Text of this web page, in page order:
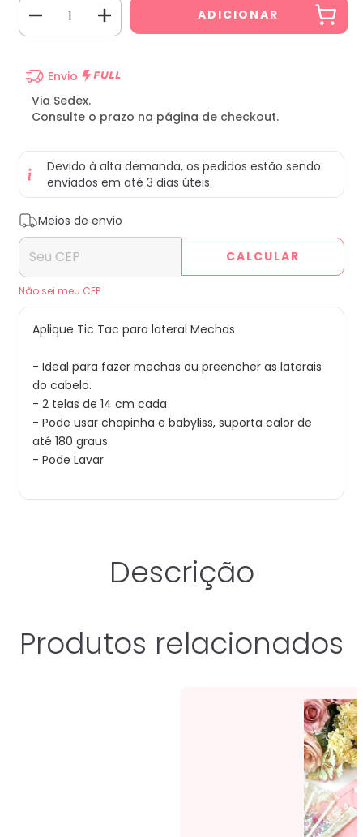
Envio
Via Sedex.
Consulte o prazo na página de checkout.
Devido à alta demanda, os pedidos estão sendo
enviados em até 3 dias úteis.
Entregas para o CEP:
Meios de envio
CALCULAR
Não sei meu CEP
Aplique Tic Tac para lateral Mechas
- Ideal para fazer mechas ou preencher as laterais
do cabelo.
- 2 telas de 14 cm cada
- Pode usar chapinha e babyliss, suporta calor de
até 180 graus.
- Pode Lavar
Descrição
Produtos relacionados